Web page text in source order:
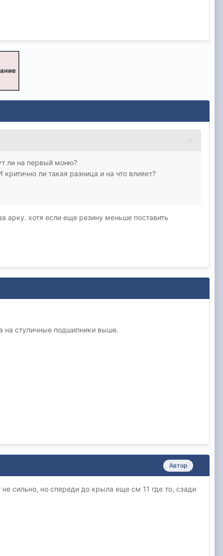
ли на первый моню?
ли такая разница и на что влияет?
арку. хотя если еще резину меньше поставить
на ступичные подшипники выше.
Автор
сильно, но спереди до крыла еще см 11 где то, сзади